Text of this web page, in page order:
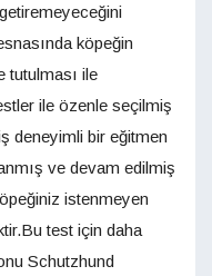
köpeğin
tutulması ile
ile özenle seçilmiş
deneyimli bir eğitmen
ve devam edilmiş
istenmeyen
test için daha
Schutzhund